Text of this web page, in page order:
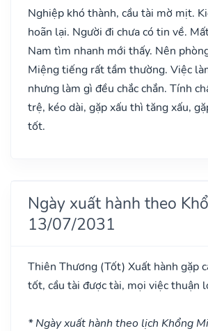
Nghiệp khó thành, cầu tài mờ mịt.
hoãn lại. Người đi chưa có tin về.
Nam tìm nhanh mới thấy. Nên
Miệng tiếng rất tầm thường. Việc
nhưng làm gì đều chắc chắn. Tính
trệ, kéo dài, gặp xấu thì tăng xấu,
tốt.
Ngày xuất hành theo
13/07/2031
Thiên Thương (Tốt) Xuất hành gặp
tốt, cầu tài được tài, mọi việc thuận
* Ngày xuất hành theo lịch Khổng